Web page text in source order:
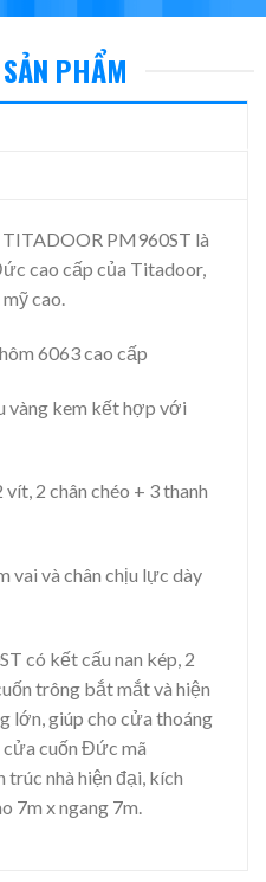
PHẨM
PM960ST là
cao cấp của Titadoor,
cao.
6063 cao cấp
vàng kem kết hợp với
vít, 2 chân chéo + 3 thanh
vai và chân chịu lực dày
có kết cấu nan kép, 2
trông bắt mắt và hiện
lớn, giúp cho cửa thoáng
cuốn Đức mã
nhà hiện đại, kích
7m x ngang 7m.